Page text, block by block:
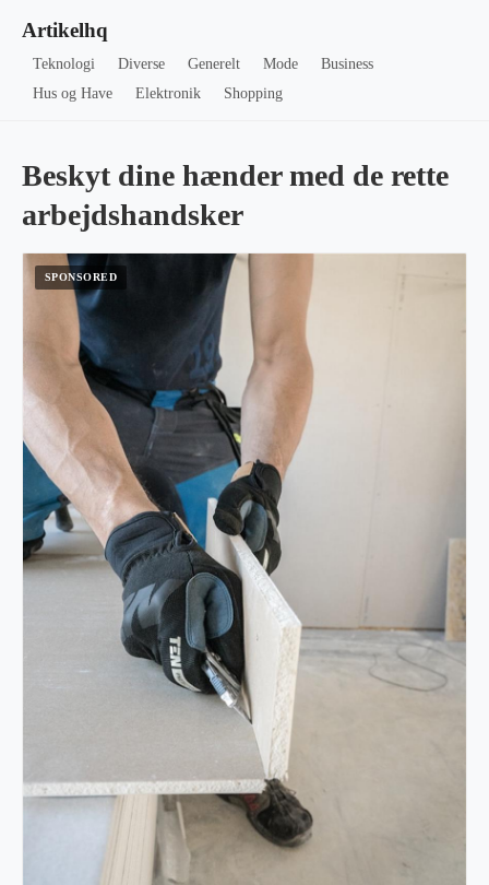
Artikelhq
Teknologi Diverse Generelt Mode
Business
Hus og Have
Elektronik Shopping
Beskyt dine hænder med de rette
arbejdshandsker